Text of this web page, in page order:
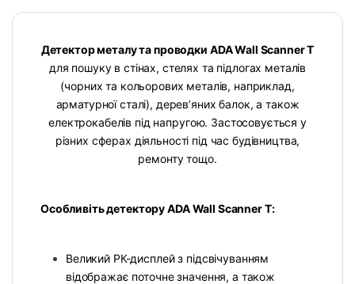
Детектор металу та проводки ADA Wall Scanner T
для пошуку в стінах, стелях та підлогах металів
(чорних та кольорових металів, наприклад,
арматурної сталі), дерев’яних балок, а також
електрокабелів під напругою. Застосовується у
різних сферах діяльності під час будівництва,
ремонту тощо.
Особливіть детектору ADA Wall Scanner T:
Великий РК-дисплей з підсвічуванням
відображає поточне значення, а також